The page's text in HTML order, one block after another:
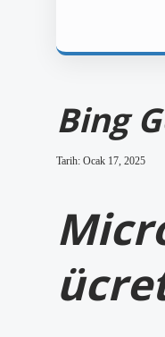
Bing
Tarih: Ocak 17, 2025